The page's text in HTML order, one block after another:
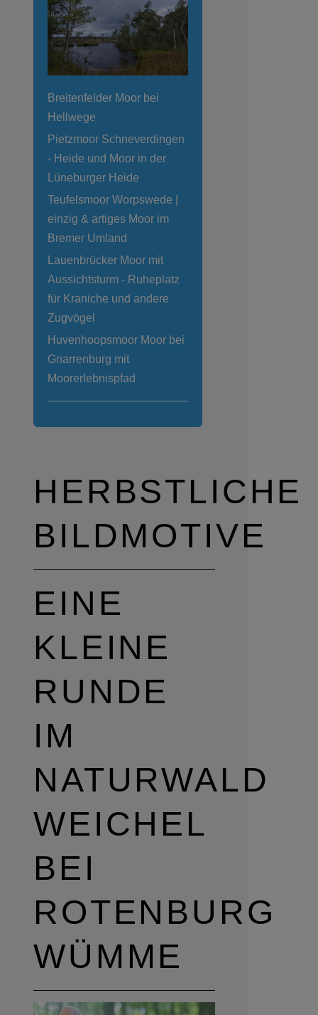
Breitenfelder Moor bei
Hellwege
Pietzmoor Schneverdingen
- Heide und Moor in der
Lüneburger Heide
Teufelsmoor Worpswede |
einzig & artiges Moor im
Bremer Umland
Lauenbrücker Moor mit
Aussichtsturm - Ruheplatz
für Kraniche und andere
Zugvögel
Huvenhoopsmoor Moor bei
Gnarrenburg mit
Moorerlebnispfad
HERBSTLICHE
BILDMOTIVE
EINE
KLEINE
RUNDE
IM
NATURWALD
WEICHEL
BEI
ROTENBURG
WÜMME